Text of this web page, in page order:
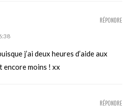
j’ai deux heures d’aide aux
encore moins ! xx
RÉPONDRE
RÉPONDRE